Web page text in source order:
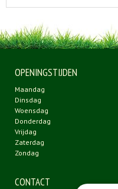
OPENINGSTIJDEN
Maandag
Dinsdag
Woensdag
Donderdag
Vrijdag
Zaterdag
Zondag
CONTACT